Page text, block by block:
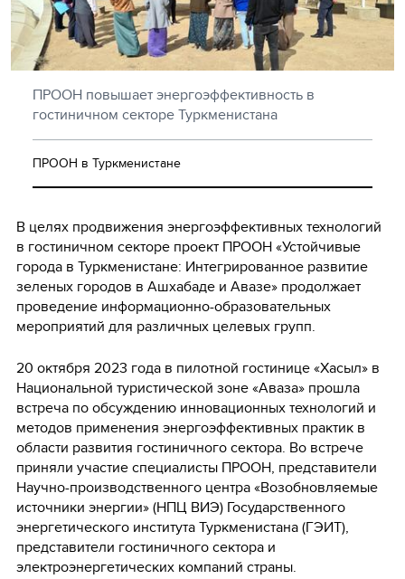
ПРООН повышает энергоэффективность в
гостиничном секторе Туркменистана
ПРООН в Туркменистане
В целях продвижения энергоэффективных технологий
в гостиничном секторе проект ПРООН «Устойчивые
города в Туркменистане: Интегрированное развитие
зеленых городов в Ашхабаде и Авазе» продолжает
проведение информационно-образовательных
мероприятий для различных целевых групп.
20 октября 2023 года в пилотной гостинице «Хасыл» в
Национальной туристической зоне «Аваза» прошла
встреча по обсуждению инновационных технологий и
методов применения энергоэффективных практик в
области развития гостиничного сектора. Во встрече
приняли участие специалисты ПРООН, представители
Научно-производственного центра «Возобновляемые
источники энергии» (НПЦ ВИЭ) Государственного
энергетического института Туркменистана (ГЭИТ),
представители гостиничного сектора и
электроэнергетических компаний страны.